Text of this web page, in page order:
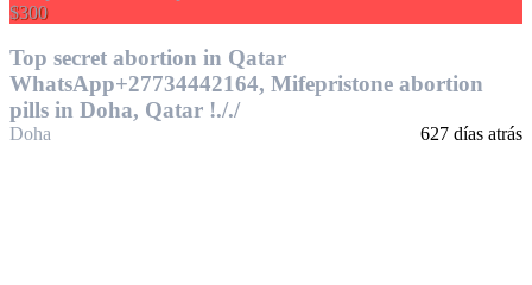
$300
Top secret abortion in Qatar
WhatsApp+27734442164, Mifepristone abortion
pills in Doha, Qatar !././
Doha 627 días atrás